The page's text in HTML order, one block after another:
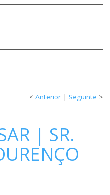
< Anterior | Seguinte >
| SR.